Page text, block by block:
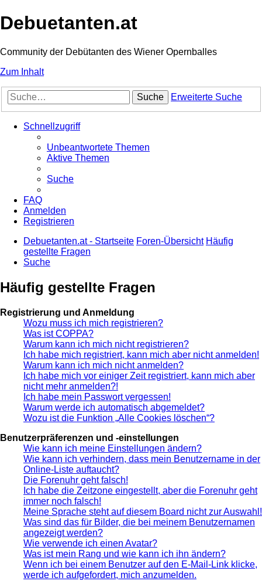
Debuetanten.at
Community der Debütanten des Wiener Opernballes
Zum Inhalt
Suche Erweiterte Suche
Schnellzugriff
Unbeantwortete Themen
Aktive Themen
Suche
FAQ
Anmelden
Registrieren
Debuetanten.at - Startseite Foren-Übersicht Häufig
gestellte Fragen
Suche
Häufig gestellte Fragen
Registrierung und Anmeldung
Wozu muss ich mich registrieren?
Was ist COPPA?
Warum kann ich mich nicht registrieren?
Ich habe mich registriert, kann mich aber nicht anmelden!
Warum kann ich mich nicht anmelden?
Ich habe mich vor einiger Zeit registriert, kann mich aber
nicht mehr anmelden?!
Ich habe mein Passwort vergessen!
Warum werde ich automatisch abgemeldet?
Wozu ist die Funktion „Alle Cookies löschen“?
Benutzerpräferenzen und -einstellungen
Wie kann ich meine Einstellungen ändern?
Wie kann ich verhindern, dass mein Benutzername in der
Online-Liste auftaucht?
Die Forenuhr geht falsch!
Ich habe die Zeitzone eingestellt, aber die Forenuhr geht
immer noch falsch!
Meine Sprache steht auf diesem Board nicht zur Auswahl!
Was sind das für Bilder, die bei meinem Benutzernamen
angezeigt werden?
Wie verwende ich einen Avatar?
Was ist mein Rang und wie kann ich ihn ändern?
Wenn ich bei einem Benutzer auf den E-Mail-Link klicke,
werde ich aufgefordert, mich anzumelden.